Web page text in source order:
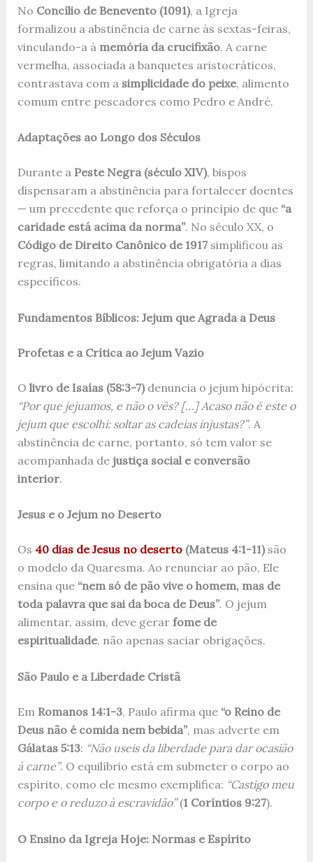
No Concílio de Benevento (1091), a Igreja
formalizou a abstinência de carne às sextas-feiras,
vinculando-a à memória da crucifixão. A carne
vermelha, associada a banquetes aristocráticos,
contrastava com a simplicidade do peixe, alimento
comum entre pescadores como Pedro e André.
Adaptações ao Longo dos Séculos
Durante a Peste Negra (século XIV), bispos
dispensaram a abstinência para fortalecer doentes
— um precedente que reforça o princípio de que “a
caridade está acima da norma”. No século XX, o
Código de Direito Canônico de 1917simplificou as
regras, limitando a abstinência obrigatória a dias
específicos.
Fundamentos Bíblicos: Jejum que Agrada a Deus
Profetas e a Crítica ao Jejum Vazio
O livro de Isaías (58:3-7)denuncia o jejum hipócrita:
“Por que jejuamos, e não o vês? […] Acaso não é este o
jejum que escolhi: soltar as cadeias injustas?”. A
abstinência de carne, portanto, só tem valor se
acompanhada de justiça social e conversão
interior.
Jesus e o Jejum no Deserto
Os 40 dias de Jesus no deserto(Mateus 4:1-11)são
o modelo da Quaresma. Ao renunciar ao pão, Ele
ensina que “nem só de pão vive o homem, mas de
toda palavra que sai da boca de Deus”. O jejum
alimentar, assim, deve gerar fome de
espiritualidade, não apenas saciar obrigações.
São Paulo e a Liberdade Cristã
Em Romanos 14:1-3, Paulo afirma que “o Reino de
Deus não é comida nem bebida”, mas adverte em
Gálatas 5:13: “Não useis da liberdade para dar ocasião
à carne”. O equilíbrio está em submeter o corpo ao
espírito, como ele mesmo exemplifica: “Castigo meu
corpo e o reduzo à escravidão”(1 Coríntios 9:27).
O Ensino da Igreja Hoje: Normas e Espírito